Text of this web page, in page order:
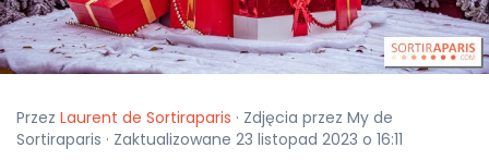
Przez Laurent de Sortiraparis · Zdjęcia przez My de
Sortiraparis · Zaktualizowane 23 listopad 2023 o 16:11